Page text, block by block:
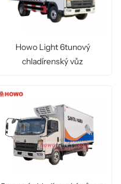
Howo Light 6tunový
chladírenský vůz